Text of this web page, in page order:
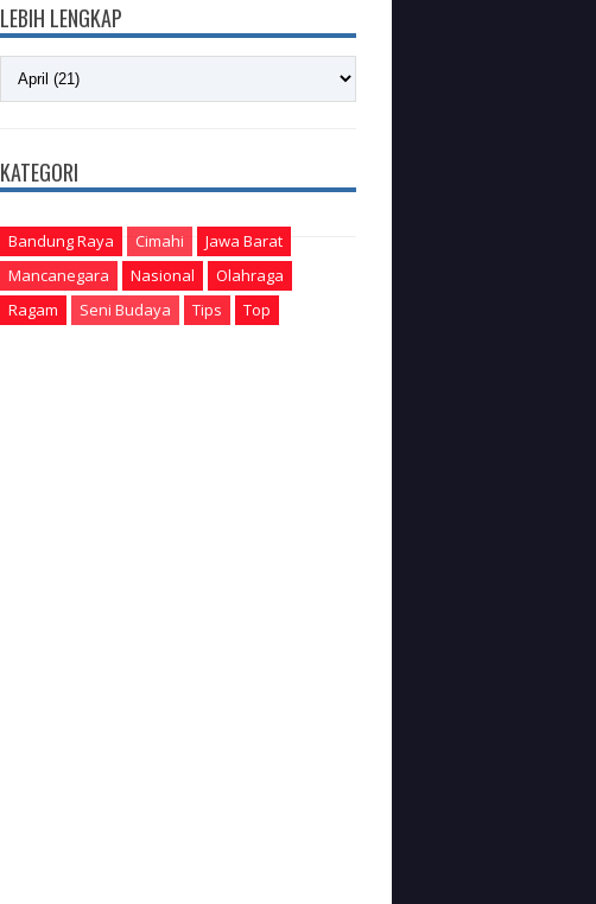
LEBIH LENGKAP
KATEGORI
Bandung Raya Cimahi
Jawa Barat
Mancanegara
Nasional
Olahraga
Ragam
Seni Budaya Tips Top